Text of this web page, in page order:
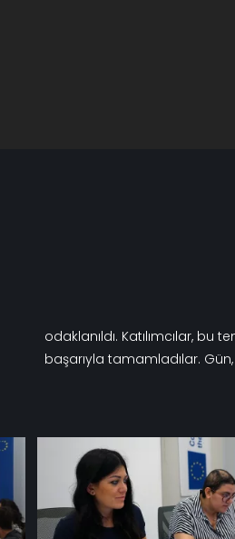
başarıyla tamamladılar.